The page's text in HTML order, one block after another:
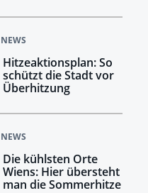
NEWS
Hitzeaktionsplan: So
schützt die Stadt vor
Überhitzung
NEWS
Die kühlsten Orte
Wiens: Hier übersteht
man die Sommerhitze